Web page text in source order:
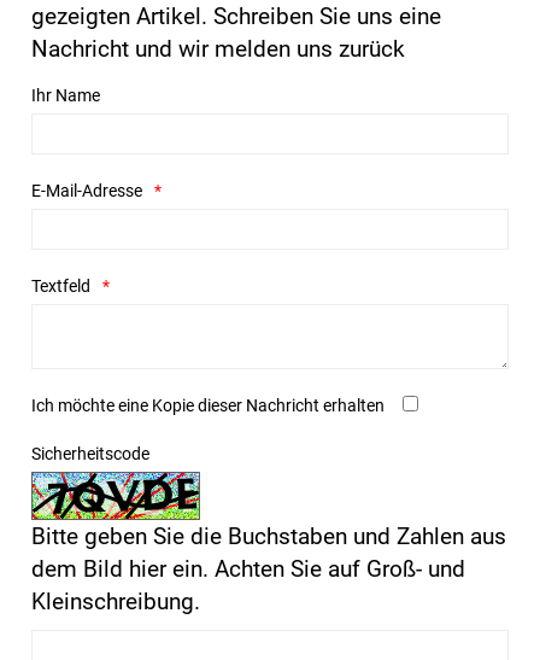
gezeigten Artikel. Schreiben Sie uns eine
Nachricht und wir melden uns zurück
Ihr Name
E-Mail-Adresse
Textfeld
Ich möchte eine Kopie dieser Nachricht erhalten
Sicherheitscode
Bitte geben Sie die Buchstaben und Zahlen aus
dem Bild hier ein. Achten Sie auf Groß- und
Kleinschreibung.